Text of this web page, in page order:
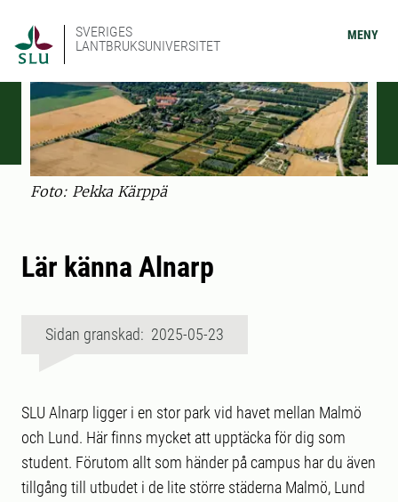
SVERIGES
LANTBRUKSUNIVERSITET
MENY
Foto: Pekka Kärppä
Lär känna Alnarp
Sidan granskad: 2025-05-23
SLU Alnarp ligger i en stor park vid havet mellan Malmö
och Lund. Här finns mycket att upptäcka för dig som
student. Förutom allt som händer på campus har du även
tillgång till utbudet i de lite större städerna Malmö, Lund